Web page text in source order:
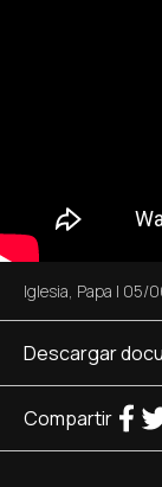
Iglesia, Papa | 05/
Descargar
Compartir